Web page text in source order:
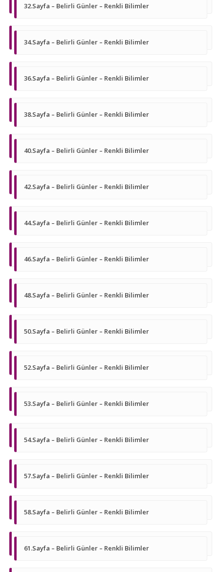
32.Sayfa – Belirli Günler – Renkli Bilimler
34.Sayfa – Belirli Günler – Renkli Bilimler
36.Sayfa – Belirli Günler – Renkli Bilimler
38.Sayfa – Belirli Günler – Renkli Bilimler
40.Sayfa – Belirli Günler – Renkli Bilimler
42.Sayfa – Belirli Günler – Renkli Bilimler
44.Sayfa – Belirli Günler – Renkli Bilimler
46.Sayfa – Belirli Günler – Renkli Bilimler
48.Sayfa – Belirli Günler – Renkli Bilimler
50.Sayfa – Belirli Günler – Renkli Bilimler
52.Sayfa – Belirli Günler – Renkli Bilimler
53.Sayfa – Belirli Günler – Renkli Bilimler
54.Sayfa – Belirli Günler – Renkli Bilimler
57.Sayfa – Belirli Günler – Renkli Bilimler
58.Sayfa – Belirli Günler – Renkli Bilimler
61.Sayfa – Belirli Günler – Renkli Bilimler